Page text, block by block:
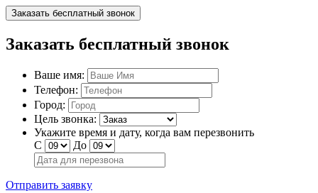
Заказать бесплатный звонок
Заказать бесплатный звонок
Ваше имя:
Телефон:
Город:
Цель звонка:
Укажите время и дату, когда вам перезвонить
С
До
Отправить заявку